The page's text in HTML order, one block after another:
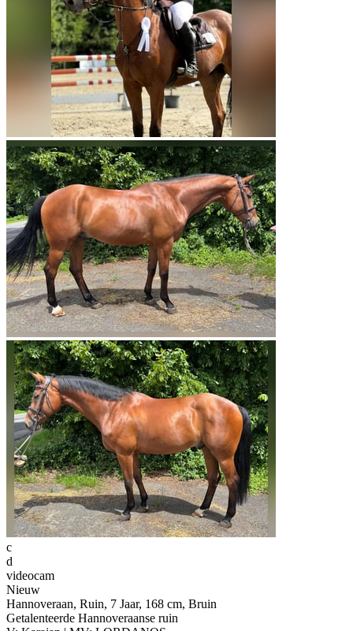
c
d
videocam
Nieuw
Hannoveraan, Ruin, 7 Jaar, 168 cm, Bruin
Getalenteerde Hannoveraanse ruin